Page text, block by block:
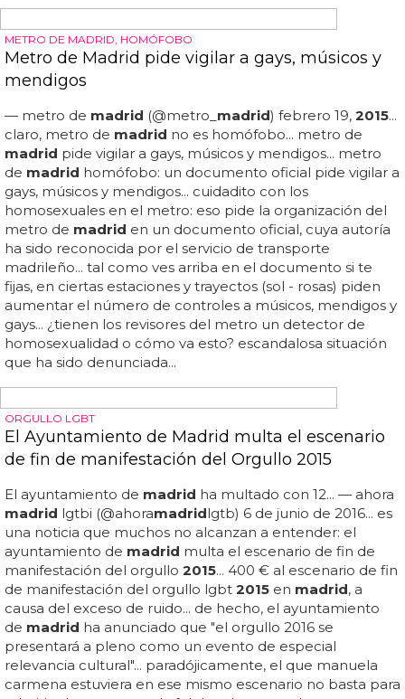
I'LL BE THERE!
Chic y Nile Rodgers en concierto en Madrid este
verano
— live nation españa (@livenationes) mayo 7,2015...
compra ya: preventa para el conciertazo enmadridde
chic + nile rodgers... el concierto se celebrará en el real
jardín botánico alfonso xiii, en la universidad complutense
demadrid... ¡chic ft nile rodgers enmadridel 2 de julio!
preventa exclusiva live nation el 11/05 en http://t... planazo
para el próximo 2 de julio entre las festividades del
orgullo gay demadrid: ¡chic y nile rodgers en concierto
enmadrideste verano! el músico vuelve con la banda y
co/q9pryjw9n8 pic... ya puedes en livenation comprar
entradas para el concierto de chic y nile...